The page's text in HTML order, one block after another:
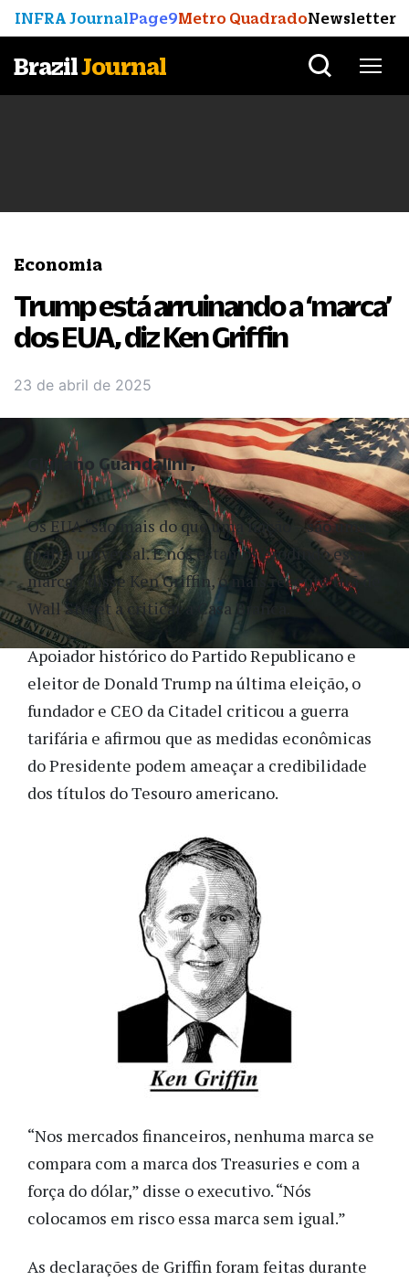
INFRA JournalPage9Metro QuadradoNewsletter
BrazilJournal
Economia
Trump está arruinando a ‘marca’
dos EUA, diz Ken Griffin
23 de abril de 2025
Os EUA “são mais do que uma nação – são uma
marca universal. E nós estamos erodindo essa
marca,” disse Ken Griffin, o mais recente titã de
Wall Street a criticar a Casa Branca.
Apoiador histórico do Partido Republicano e
eleitor de Donald Trump na última eleição, o
fundador e CEO da Citadel criticou a guerra
tarifária e afirmou que as medidas econômicas
do Presidente podem ameaçar a credibilidade
dos títulos do Tesouro americano.
“Nos mercados financeiros, nenhuma marca se
compara com a marca dos Treasuries e com a
força do dólar,” disse o executivo. “Nós
colocamos em risco essa marca sem igual.”
As declarações de Griffin foram feitas durante
Giuliano Guandalini